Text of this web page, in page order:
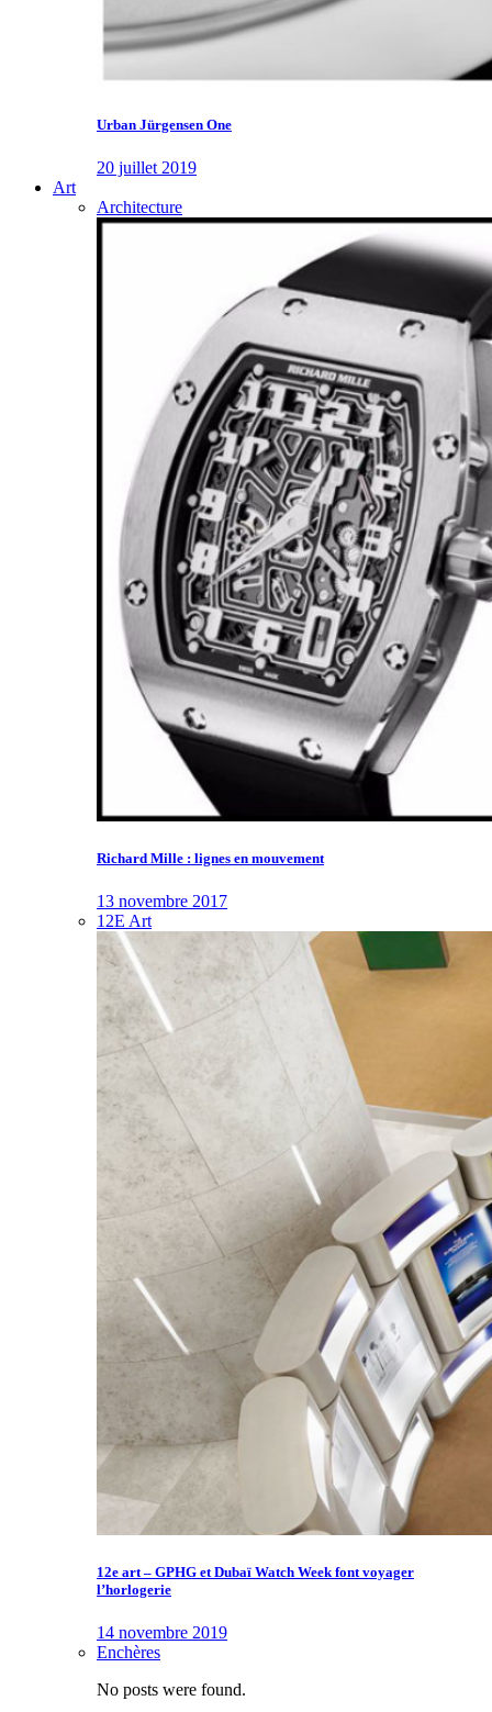
Urban Jürgensen One
20 juillet 2019
Art
Architecture
Richard Mille : lignes en mouvement
13 novembre 2017
12E Art
12e art – GPHG et Dubaï Watch Week font voyager
l’horlogerie
14 novembre 2019
Enchères
No posts were found.